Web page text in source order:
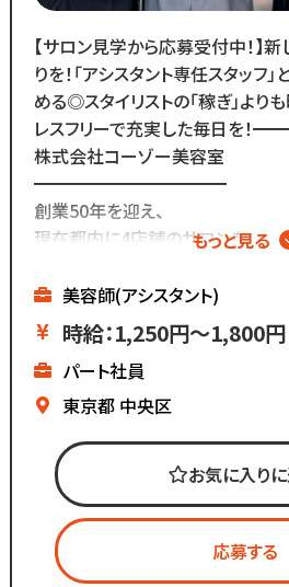
リアルな職場環境をご覧いただ
応募前に一度ご覧ください♪
Instagram ▷「@kozo.recruit」
Tiktok ▷「＠kozo_recruit」
で検索してください！
【サロン見学から応募受付中！】
りを！「アシスタント専任スタッフ
める◎スタイリストの「稼ぎ」より
レスフリーで充実した毎日
株式会社コーゾー美容室
━━━━━━━━━━━
創業50年を迎え、
現在都内に4店舗のサロンを
マーケティング会社出身の
2代目社長により
新しい集客方法や
時代に合わせた働き方へ
「いいものは残し、
時代に合わないものは変えていく
スタッフが長く勤められることを
もっと見る
美容師(アシスタント)
時給：1,250円～1,800円
パート社員
東京都 中央区
お気に入り
応募する